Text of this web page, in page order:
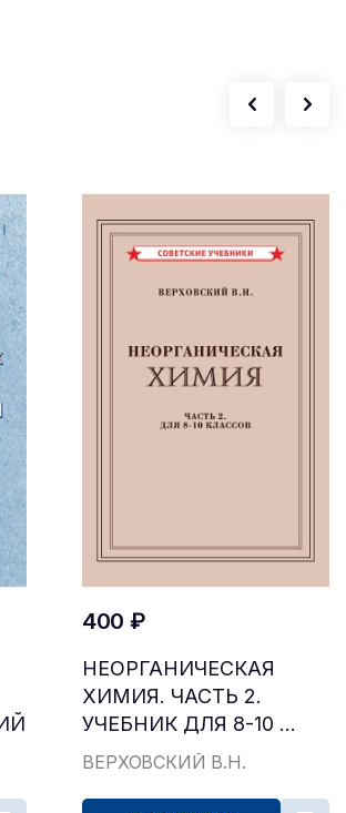
400 ₽
НЕОРГАНИЧЕСКАЯ
ХИМИЯ. ЧАСТЬ 2.
УЧЕБНИК ДЛЯ 8-10 ...
ВЕРХОВСКИЙ В.Н.